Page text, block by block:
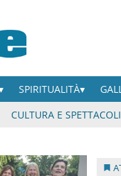
SPIRITUALITÀ
CULTURA E SPETTACOLI